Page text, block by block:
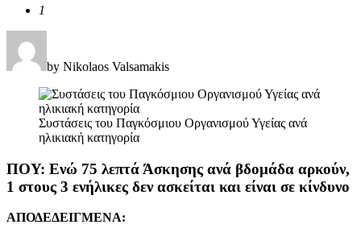
1
by Nikolaos Valsamakis
Συστάσεις του Παγκόσμιου Οργανισμού Υγείας ανά
ηλικιακή κατηγορία
ΠΟΥ: Ενώ 75 λεπτά Άσκησης ανά βδομάδα αρκούν,
1 στους 3 ενήλικες δεν ασκείται και είναι σε κίνδυνο
ΑΠΟΔΕΔΕΙΓΜΕΝΑ: